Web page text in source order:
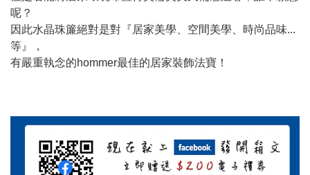
呢？
因此水晶珠簾絕對是對『居家美學、空間美學、時尚品味...
等』，
有嚴重執念的hommer最佳的居家裝飾法寶！